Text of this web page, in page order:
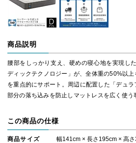
商品説明
腰部をしっかり支え、硬めの寝心地を実現し
ディックテクノロジー」が、全体重の50%以
を重点的にサポート。周辺に配置した「デュ
部分の落ち込みを防止しマットレスを広く使う
この商品の仕様
商品サイズ 幅141cm × 長さ195cm × 高